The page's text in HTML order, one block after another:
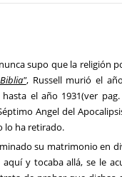
supo que la
, Russell murió el
el año 1931(ver
Angel del
lo ha retirado.
su matrimonio en
y tocaba allá, se le